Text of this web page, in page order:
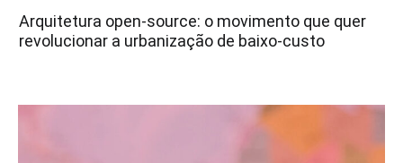
Arquitetura open-source: o movimento que quer
revolucionar a urbanização de baixo-custo